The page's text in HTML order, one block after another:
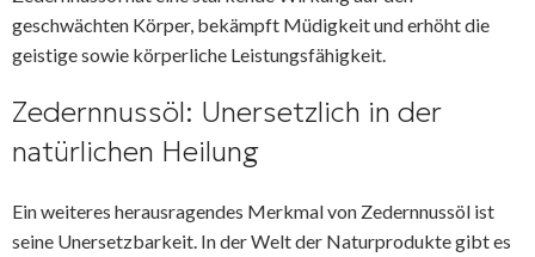
geschwächten Körper, bekämpft Müdigkeit und erhöht die
geistige sowie körperliche Leistungsfähigkeit.
Zedernnussöl: Unersetzlich in der
natürlichen Heilung
Ein weiteres herausragendes Merkmal von Zedernnussöl ist
seine Unersetzbarkeit. In der Welt der Naturprodukte gibt es